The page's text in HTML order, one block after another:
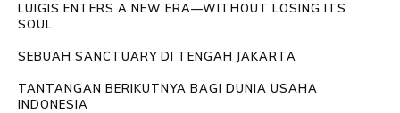
LUIGIS ENTERS A NEW ERA—WITHOUT LOSING ITS
SOUL
SEBUAH SANCTUARY DI TENGAH JAKARTA
TANTANGAN BERIKUTNYA BAGI DUNIA USAHA
INDONESIA